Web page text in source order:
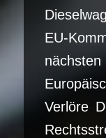
EU-
Verlöre